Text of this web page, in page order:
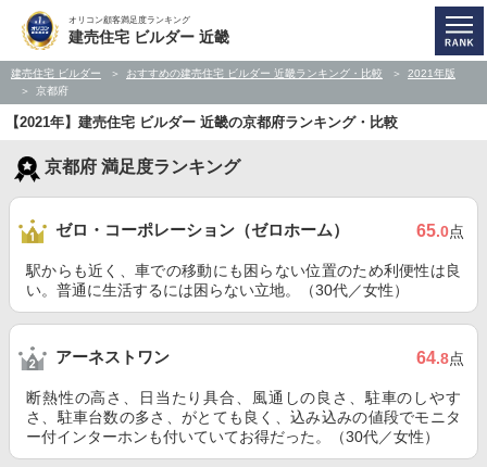
オリコン顧客満足度ランキング
建売住宅 ビルダー 近畿
建売住宅 ビルダー おすすめの建売住宅 ビルダー 近畿ランキング・比較
2021年版
京都府
【2021年】建売住宅 ビルダー 近畿の京都府ランキング・比較
京都府 満足度ランキング
ゼロ・コーポレーション（ゼロホーム） 65.0点
駅からも近く、車での移動にも困らない位置のため利便性は良
い。普通に生活するには困らない立地。（30代／女性）
アーネストワン 64.8点
断熱性の高さ、日当たり具合、風通しの良さ、駐車のしやす
さ、駐車台数の多さ、がとても良く、込み込みの値段でモニタ
ー付インターホンも付いていてお得だった。（30代／女性）